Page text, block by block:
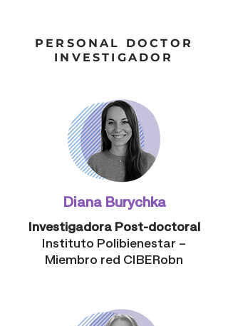
PERSONAL DOCTOR
INVESTIGADOR
Diana Burychka
Investigadora Post-doctoral
Instituto Polibienestar –
Miembro red CIBERobn